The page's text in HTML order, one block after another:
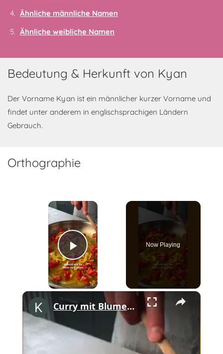
Ähnliche männliche Namen
Ähnliche weibliche Namen
Bedeutung & Herkunft von Kyan
Der Vorname Kyan ist ein männlicher kurzer Vorname und
findet unter anderem in englischsprachigen Ländern
Gebrauch.
Orthographie
×
Play Video
Now Playing
×
Curry mit Blumenkohl?! 🍛✨ #shorts